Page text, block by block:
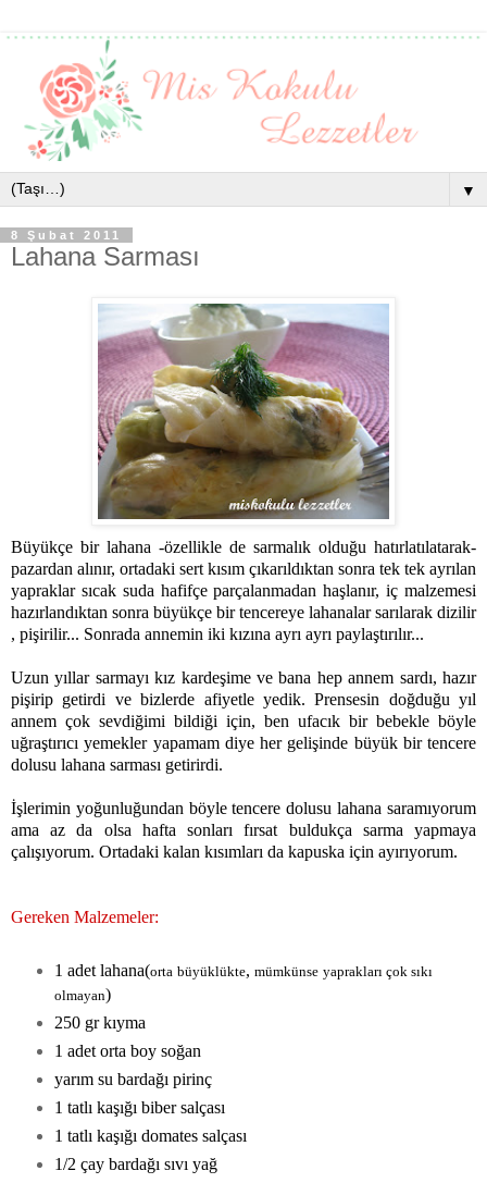
▼
8 Şubat 2011
Lahana Sarması
Büyükçe bir lahana -özellikle de sarmalık olduğu hatırlatılatarak-
pazardan alınır, ortadaki sert kısım çıkarıldıktan sonra tek tek ayrılan
yapraklar sıcak suda hafifçe parçalanmadan haşlanır, iç malzemesi
hazırlandıktan sonra büyükçe bir tencereye lahanalar sarılarak dizilir
, pişirilir... Sonrada annemin iki kızına ayrı ayrı paylaştırılır...
Uzun yıllar sarmayı kız kardeşime ve bana hep annem sardı, hazır
pişirip getirdi ve bizlerde afiyetle yedik. Prensesin doğduğu yıl
annem çok sevdiğimi bildiği için, ben ufacık bir bebekle böyle
uğraştırıcı yemekler yapamam diye her gelişinde büyük bir tencere
dolusu lahana sarması getirirdi.
İşlerimin yoğunluğundan böyle tencere dolusu lahana saramıyorum
ama az da olsa hafta sonları fırsat buldukça sarma yapmaya
çalışıyorum. Ortadaki kalan kısımları da kapuska için ayırıyorum.
Gereken Malzemeler:
1 adet lahana(orta büyüklükte,mümkünse yaprakları çok sıkı
olmayan)
250 gr kıyma
1 adet orta boy soğan
yarım su bardağı pirinç
1 tatlı kaşığı biber salçası
1 tatlı kaşığı domates salçası
1/2 çay bardağı sıvı yağ